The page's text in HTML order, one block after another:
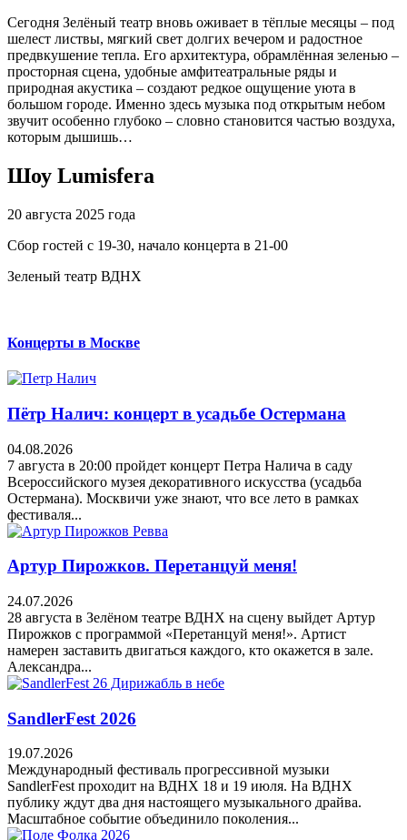
Сегодня Зелёный театр вновь оживает в тёплые месяцы – под
шелест листвы, мягкий свет долгих вечером и радостное
предвкушение тепла. Его архитектура, обрамлённая зеленью –
просторная сцена, удобные амфитеатральные ряды и
природная акустика – создают редкое ощущение уюта в
большом городе. Именно здесь музыка под открытым небом
звучит особенно глубоко – словно становится частью воздуха,
которым дышишь…
Шоу Lumisfera
20 августа 2025 года
Сбор гостей с 19-30, начало концерта в 21-00
Зеленый театр ВДНХ
Концерты в Москве
Пётр Налич: концерт в усадьбе Остермана
04.08.2026
7 августа в 20:00 пройдет концерт Петра Налича в саду
Всероссийского музея декоративного искусства (усадьба
Остермана). Москвичи уже знают, что все лето в рамках
фестиваля...
Артур Пирожков. Перетанцуй меня!
24.07.2026
28 августа в Зелёном театре ВДНХ на сцену выйдет Артур
Пирожков с программой «Перетанцуй меня!». Артист
намерен заставить двигаться каждого, кто окажется в зале.
Александра...
SandlerFest 2026
19.07.2026
Международный фестиваль прогрессивной музыки
SandlerFest проходит на ВДНХ 18 и 19 июля. На ВДНХ
публику ждут два дня настоящего музыкального драйва.
Масштабное событие объединило поколения...